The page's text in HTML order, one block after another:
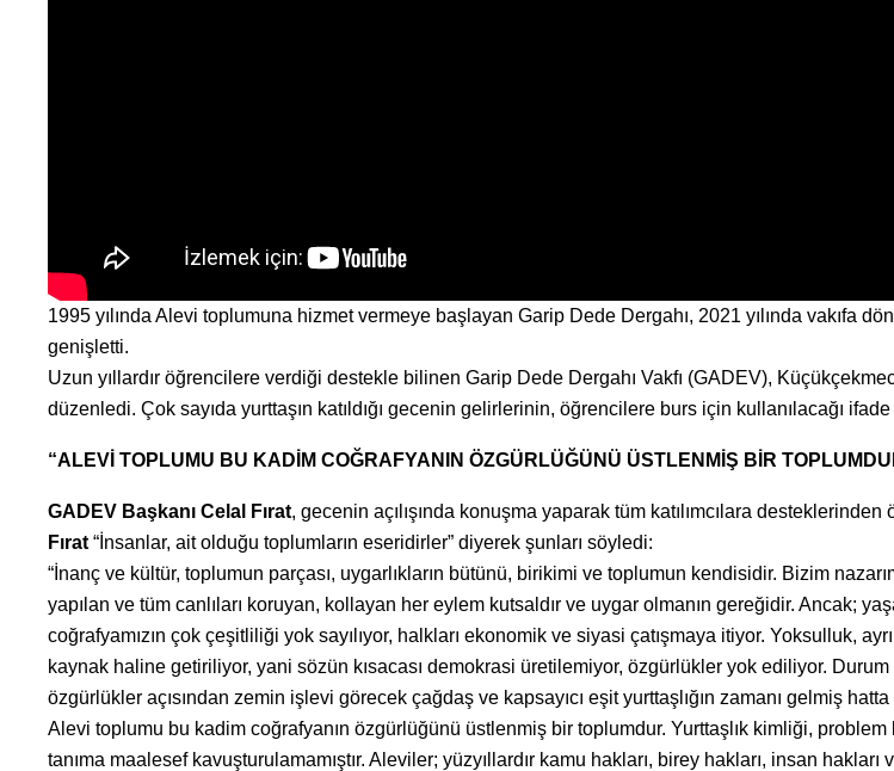
1995 yılında Alevi toplumuna hizmet vermeye başlayan Garip Dede Dergahı, 2021 yılında vakıfa
genişletti.
Uzun yıllardır öğrencilere verdiği destekle bilinen Garip Dede Dergahı Vakfı (GADEV),
düzenledi. Çok sayıda yurttaşın katıldığı gecenin gelirlerinin, öğrencilere burs için kullanılacağı
“ALEVİ TOPLUMU BU KADİM COĞRAFYANIN ÖZGÜRLÜĞÜNÜ ÜSTLENMİŞ BİR
GADEV Başkanı Celal Fırat, gecenin açılışında konuşma yaparak tüm katılımcılara
Fırat“İnsanlar, ait olduğu toplumların eseridirler” diyerek şunları söyledi:
“İnanç ve kültür, toplumun parçası, uygarlıkların bütünü, birikimi ve toplumun kendisidir. Bizim
yapılan ve tüm canlıları koruyan, kollayan her eylem kutsaldır ve uygar olmanın gereğidir. Ancak;
coğrafyamızın çok çeşitliliği yok sayılıyor, halkları ekonomik ve siyasi çatışmaya itiyor. Yoksulluk,
kaynak haline getiriliyor, yani sözün kısacası demokrasi üretilemiyor, özgürlükler yok ediliyor.
özgürlükler açısından zemin işlevi görecek çağdaş ve kapsayıcı eşit yurttaşlığın zamanı gelmiş
Alevi toplumu bu kadim coğrafyanın özgürlüğünü üstlenmiş bir toplumdur. Yurttaşlık kimliği,
tanıma maalesef kavuşturulamamıştır. Aleviler; yüzyıllardır kamu hakları, birey hakları, insan hakları